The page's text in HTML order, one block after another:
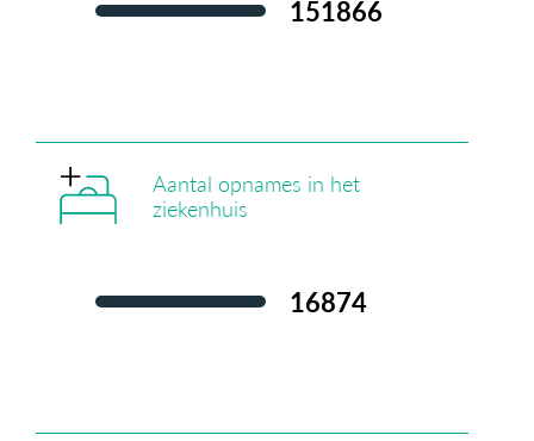
158.251
Aantal opnames in het
ziekenhuis
17.070